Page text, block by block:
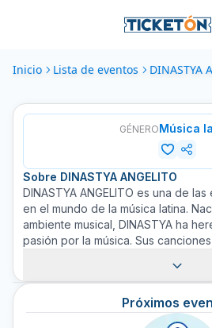
Inicio Lista de eventos DINASTYA
GÉNEROMúsica
Sobre DINASTYA ANGELITO
DINASTYA ANGELITO es una de
en el mundo de la música latina.
ambiente musical, DINASTYA ha
pasión por la música. Sus
letras poéticas combinadas con
sus melodías ricas y variadas, ella
seguidores de todos los rincones
trae la oportunidad de disfrutar en
Próximos